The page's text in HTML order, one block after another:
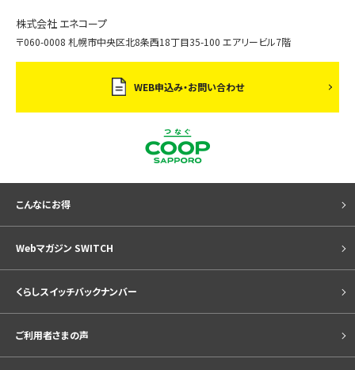
株式会社 エネコープ
〒060-0008 札幌市中央区北8条西18丁目35-100 エアリービル7階
WEB申込み・お問い合わせ
こんなにお得
Webマガジン SWITCH
くらしスイッチバックナンバー
ご利用者さまの声